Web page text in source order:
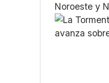
Noroeste y